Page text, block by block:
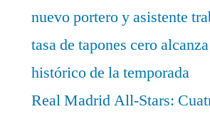
nuevo portero y asistente
tasa de tapones cero
histórico de la temporada
Real Madrid All-Stars: